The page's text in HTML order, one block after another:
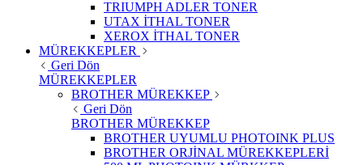
TRIUMPH ADLER TONER
UTAX İTHAL TONER
XEROX İTHAL TONER
MÜREKKEPLER
Geri Dön
MÜREKKEPLER
BROTHER MÜREKKEP
Geri Dön
BROTHER MÜREKKEP
BROTHER UYUMLU PHOTOINK PLUS
BROTHER ORJİNAL MÜREKKEPLERİ